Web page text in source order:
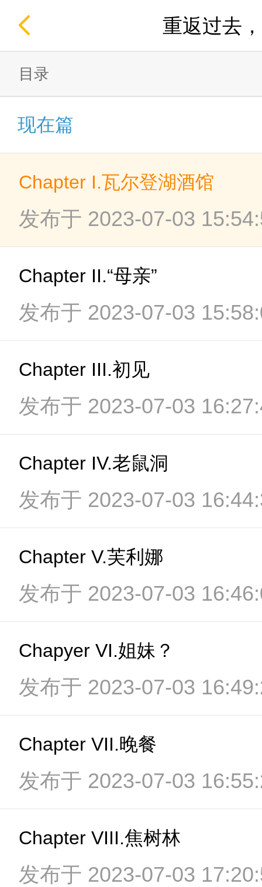
重返过去
目录
现在篇
Chapter I.瓦尔登湖酒馆
发布于 2023-07-03
Chapter II.“母亲”
发布于 2023-07-03
Chapter III.初见
发布于 2023-07-03
Chapter IV.老鼠洞
发布于 2023-07-03
Chapter V.芙利娜
发布于 2023-07-03
Chapyer VI.姐妹？
发布于 2023-07-03
Chapter VII.晚餐
发布于 2023-07-03
Chapter VIII.焦树林
发布于 2023-07-03